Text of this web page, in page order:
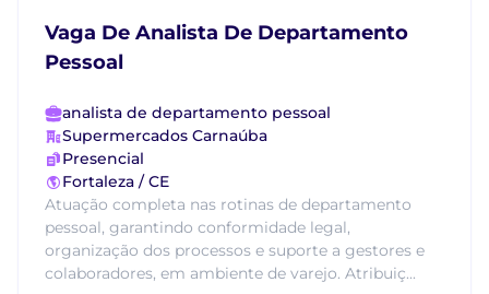
Vaga De Analista De Departamento
Pessoal
analista de departamento pessoal
Supermercados Carnaúba
Presencial
Fortaleza / CE
Atuação completa nas rotinas de departamento
pessoal, garantindo conformidade legal,
organização dos processos e suporte a gestores e
colaboradores, em ambiente de varejo. Atribuiç...